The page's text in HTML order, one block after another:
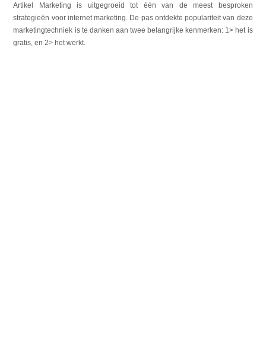
Artikel Marketing is uitgegroeid tot één van de meest besproken
strategieën voor internet marketing. De pas ontdekte populariteit van deze
marketingtechniek is te danken aan twee belangrijke kenmerken: 1> het is
gratis, en 2> het werkt.